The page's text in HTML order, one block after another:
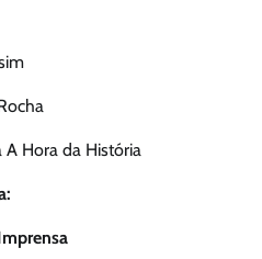
A Hora da História